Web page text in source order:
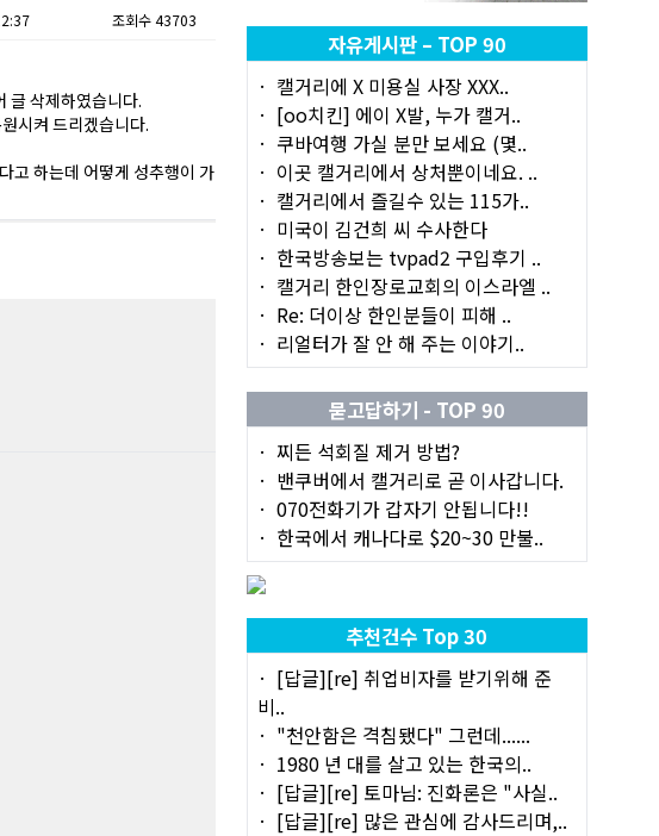
조회수 43703
글 삭제하였습니다.
시켜 드리겠습니다.
고 하는데 어떻게 성추행이 가
자유게시판 – TOP 90
캘거리에 X 미용실 사장 XXX..
[oo치킨] 에이 X발, 누가 캘거..
쿠바여행 가실 분만 보세요 (몇..
이곳 캘거리에서 상처뿐이네요. ..
캘거리에서 즐길수 있는 115가..
미국이 김건희 씨 수사한다
한국방송보는 tvpad2 구입후기 ..
캘거리 한인장로교회의 이스라엘 ..
Re: 더이상 한인분들이 피해 ..
리얼터가 잘 안 해 주는 이야기..
묻고답하기 - TOP 90
찌든 석회질 제거 방법?
밴쿠버에서 캘거리로 곧 이사갑니다.
070전화기가 갑자기 안됩니다!!
한국에서 캐나다로 $20~30 만불..
추천건수 Top 30
[답글][re] 취업비자를 받기위해 준
비..
"천안함은 격침됐다" 그런데......
1980 년 대를 살고 있는 한국의..
[답글][re] 토마님: 진화론은 "사실..
[답글][re] 많은 관심에 감사드리며,..